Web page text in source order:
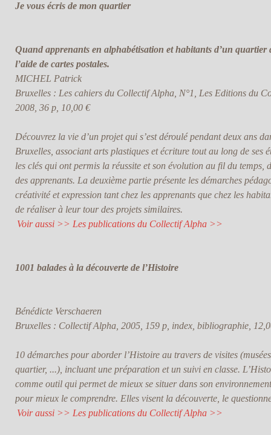
Je vous écris de mon quartier
Quand apprenants en alphabétisation et habitants d’un quartier
l’aide de cartes postales.
MICHEL Patrick
Bruxelles : Les cahiers du Collectif Alpha, N°1, Les Editions du
2008, 36 p, 10,00 €
Découvrez la vie d’un projet qui s’est déroulé pendant deux ans
Bruxelles, associant arts plastiques et écriture tout au long de ses
les clés qui ont permis la réussite et son évolution au fil du temps,
des apprenants. La deuxième partie présente les démarches
créativité et expression tant chez les apprenants que chez les
de réaliser à leur tour des projets similaires.
Voir aussi >> Les publications du Collectif Alpha >>
1001 balades à la découverte de l’Histoire
Bénédicte Verschaeren
Bruxelles : Collectif Alpha, 2005, 159 p, index, bibliographie,
10 démarches pour aborder l’Histoire au travers de visites
quartier, ...), incluant une préparation et un suivi en classe.
comme outil qui permet de mieux se situer dans son
pour mieux le comprendre. Elles visent la découverte, le
Voir aussi >> Les publications du Collectif Alpha >>